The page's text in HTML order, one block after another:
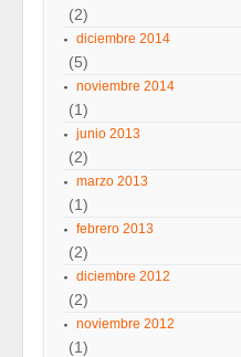
(2)
diciembre 2014
(5)
noviembre 2014
(1)
junio 2013
(2)
marzo 2013
(1)
febrero 2013
(2)
diciembre 2012
(2)
noviembre 2012
(1)